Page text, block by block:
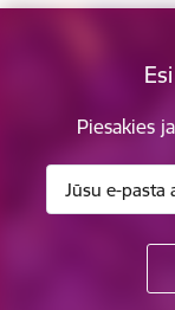
Piesakies